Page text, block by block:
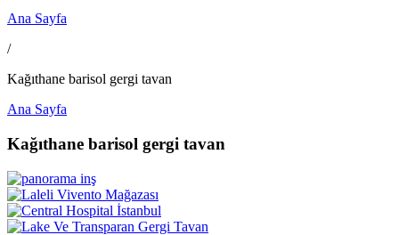
Ana Sayfa
/
Kağıthane barisol gergi tavan
Ana Sayfa
Kağıthane barisol gergi tavan